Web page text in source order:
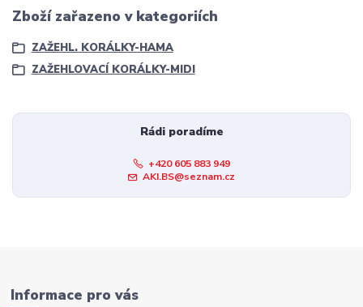
Zboží zařazeno v kategoriích
ZAŽEHL. KORÁLKY-HAMA
ZAŽEHLOVACÍ KORÁLKY-MIDI
Rádi poradíme
+420 605 883 949
AKI.BS@seznam.cz
Informace pro vás